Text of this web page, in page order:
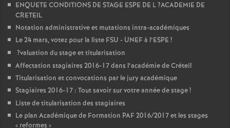
ENQUETE CONDITIONS DE STAGE ESPE DE L?ACADEMIE DE
CRETEIL
Notation administrative et mutations intra-académiques
Le 24 mars, votez pour la liste FSU - UNEFà l’ESPE !
?valuation du stage et titularisation
Affectation stagiaires 2016-17 dans l’académie de Créteil
Titularisation et convocations par le jury académique
Stagiaires 2016-17 : Tout savoir sur votre année de stage!
Liste de titularisation des stagiaires
Le plan Académique de Formation PAF2016/2017 et les stages
« reformes »